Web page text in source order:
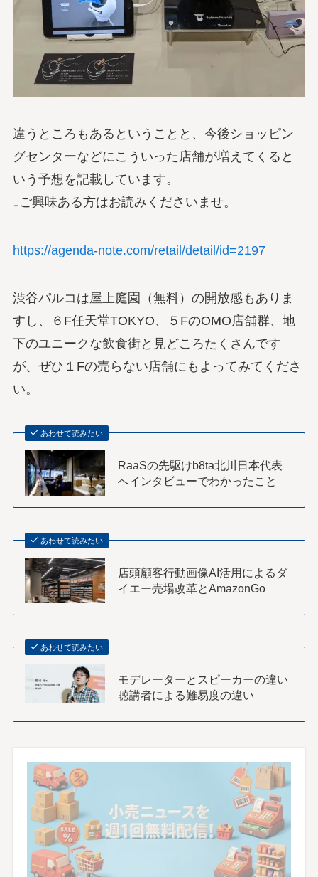
違うところもあるということと、今後ショッピン
グセンターなどにこういった店舗が増えてくると
いう予想を記載しています。
↓ご興味ある方はお読みくださいませ。
https://agenda-note.com/retail/detail/id=2197
渋谷パルコは屋上庭園（無料）の開放感もありま
すし、６F任天堂TOKYO、５FのOMO店舗群、地
下のユニークな飲食街と見どころたくさんです
が、ぜひ１Fの売らない店舗にもよってみてくださ
い。
あわせて読みたい
RaaSの先駆けb8ta北川日本代表
へインタビューでわかったこと
あわせて読みたい
店頭顧客行動画像AI活用によるダ
イエー売場改革とAmazonGo
あわせて読みたい
モデレーターとスピーカーの違い
聴講者による難易度の違い